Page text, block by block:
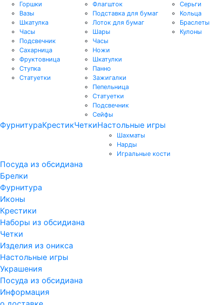
Горшки
Вазы
Шкатулка
Часы
Подсвечник
Сахарница
Фруктовница
Ступка
Статуетки
Флагшток
Подставка для бумаг
Лоток для бумаг
Шары
Часы
Ножи
Шкатулки
Панно
Зажигалки
Пепельница
Статуетки
Подсвечник
Сейфы
Серьги
Кольца
Браслеты
Кулоны
ФурнитураКрестикЧеткиНастольные игры
Шахматы
Нарды
Игральные кости
Посуда из обсидиана
Брелки
Фурнитура
Иконы
Крестики
Наборы из обсидиана
Четки
Изделия из оникса
Настольные игры
Украшения
Посуда из обсидиана
Информация